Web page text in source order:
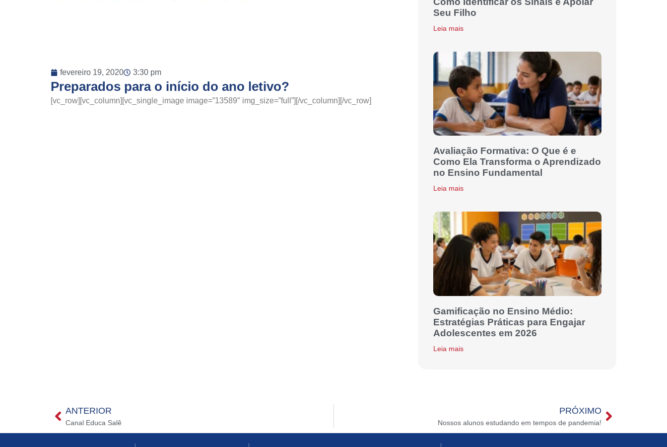
fevereiro 19, 2020 3:30 pm
Preparados para o início do ano letivo?
[vc_row][vc_column][vc_single_image image=”13589″ img_size=”full”][/vc_column][/vc_row]
Seu Filho
Leia mais
Avaliação Formativa: O Que é e
Como Ela Transforma o Aprendizado
no Ensino Fundamental
Leia mais
Gamificação no Ensino Médio:
Estratégias Práticas para Engajar
Adolescentes em 2026
Leia mais
ANTERIOR
Canal Educa Salê
PRÓXIMO
Nossos alunos estudando em tempos de pandemia!